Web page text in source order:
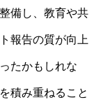
備し、教育や共
報告の質が向上
たかもしれな
積み重ねること